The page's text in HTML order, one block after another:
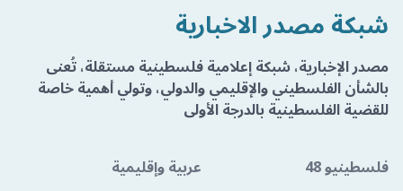
شبكة مصدر الاخبارية
مصدر الإخبارية، شبكة إعلامية فلسطينية مستقلة، تُعنى
بالشأن الفلسطيني والإقليمي والدولي، وتولي أهمية خاصة
للقضية الفلسطينية بالدرجة الأولى
فلسطينيو 48
عربية وإقليمية